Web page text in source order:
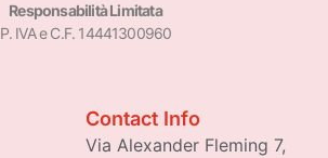
Responsabilità Limitata
P. IVA e C.F. 14441300960
Contact Info
Via Alexander Fleming 7,